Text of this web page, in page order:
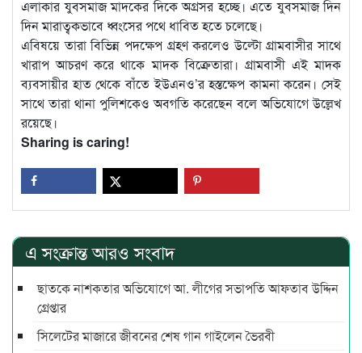
এলাকার যুবসমাজ মাদকের দিকে অগ্রসর হচ্ছে। এতে যুবসমাজ দিন
দিন মারাত্বকভাবে ধ্বংসের পথে ধাবিত হতে চলেছে।
এবিষয়ে তারা বিভিন্ন পদক্ষেপ গ্রহণ করলেও উল্টো গ্রামবাসীর সাথে
খারাপ আচরণ করে থাকে মাদক বিক্রেতারা। গ্রামবাসী এই মাদক
ব্যবসায়ীর হাত থেকে বাঁতে ইউএনও’র হস্তক্ষেপ কামনা করেন। সেই
সাথে তারা থানা পুলিশকেও অবগতি করেছেন বলে অভিযোগে উল্লেখ
রয়েছে।
Sharing is caring!
এ সংক্রান্ত আরও সংবাদ
ছাতকে নাশকতার অভিযোগে আ. লীগের সভাপ‌তি আফতাব উদ্দিন
গ্রেপ্তার
সিলেটের মাজারে জীবনের শেষ গান গাইলেন ভৈরবী